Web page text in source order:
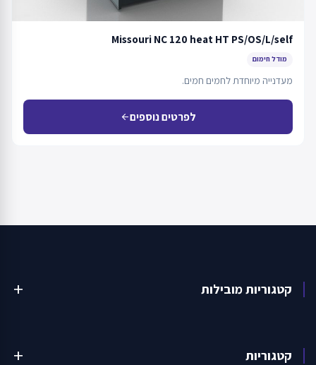
Missouri NC 120 heat HT PS/OS/L/self
מודל חימום
מעדנייה מיוחדת לחמים חמים.
לפרטים נוספיםarrow_back
קטגוריות מובילות add
קטגוריות add